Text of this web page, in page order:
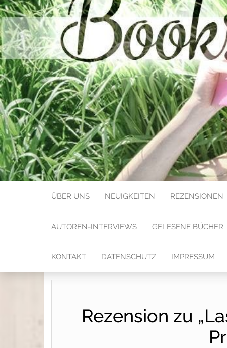
BOOKS
ÜBER UNS NEUIGKEITEN REZENSIONEN
AUTOREN-INTERVIEWS GELESENE BÜCHER
KONTAKT DATENSCHUTZ IMPRESSUM
Rezension zu